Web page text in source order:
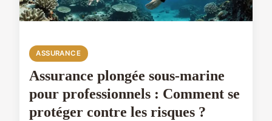
ASSURANCE
Assurance plongée sous-marine
pour professionnels : Comment se
protéger contre les risques ?